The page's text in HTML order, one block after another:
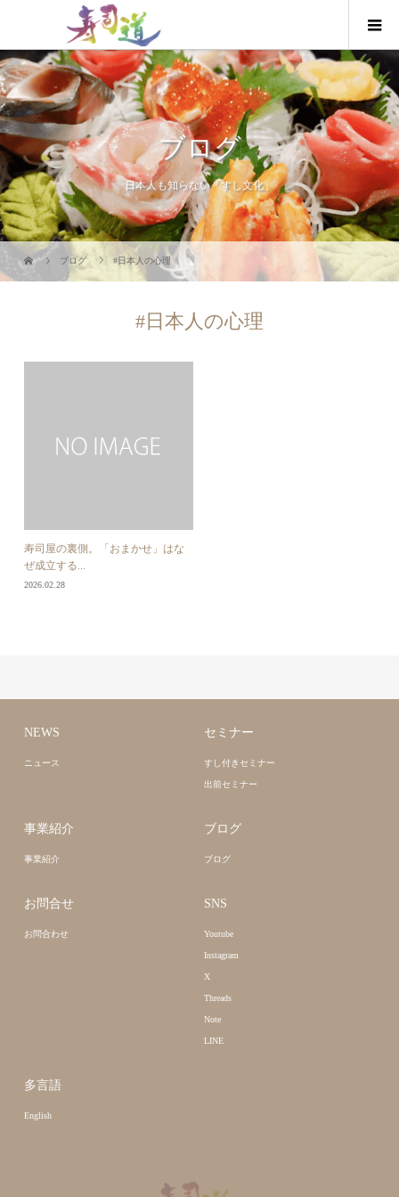
ブログ
日本人も知らない「すし文化」
ブログ #日本人の心理
#日本人の心理
寿司屋の裏側。「おまかせ」はな
ぜ成立する...
2026.02.28
NEWS
ニュース
セミナー
すし付きセミナー
出前セミナー
事業紹介
事業紹介
ブログ
ブログ
お問合せ
お問合わせ
SNS
Youtube
Instagram
X
Threads
Note
LINE
多言語
English